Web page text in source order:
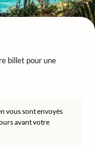
billet pour une
vous sont envoyés
avant votre